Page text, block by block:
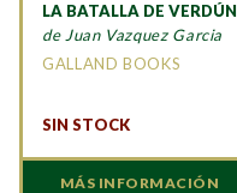
LA BATALLA DE VERDÚN
de Juan Vazquez Garcia
GALLAND BOOKS
SIN STOCK
MÁS INFORMACIÓN